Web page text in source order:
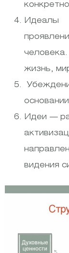
Идеалы
жизнь,
Идеи —
видения